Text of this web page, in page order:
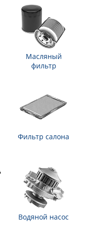
Масляный
фильтр
Фильтр салона
Водяной насос